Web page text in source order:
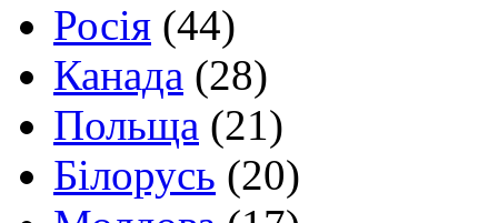
Росія (44)
Канада (28)
Польща (21)
Білорусь (20)